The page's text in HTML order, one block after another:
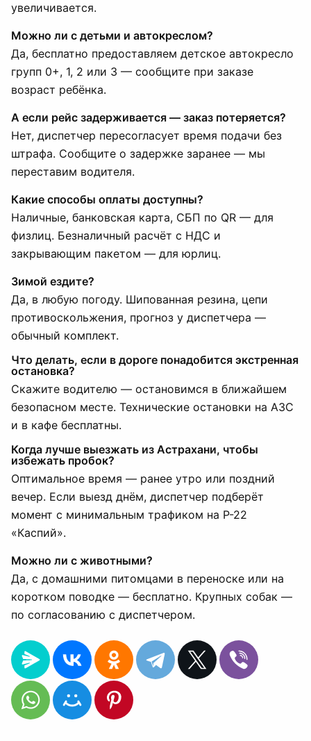
увеличивается.
Можно ли с детьми и автокреслом?
Да, бесплатно предоставляем детское автокресло
групп 0+, 1, 2 или 3 — сообщите при заказе
возраст ребёнка.
А если рейс задерживается — заказ потеряется?
Нет, диспетчер пересогласует время подачи без
штрафа. Сообщите о задержке заранее — мы
переставим водителя.
Какие способы оплаты доступны?
Наличные, банковская карта, СБП по QR — для
физлиц. Безналичный расчёт с НДС и
закрывающим пакетом — для юрлиц.
Зимой ездите?
Да, в любую погоду. Шипованная резина, цепи
противоскольжения, прогноз у диспетчера —
обычный комплект.
Что делать, если в дороге понадобится экстренная
остановка?
Скажите водителю — остановимся в ближайшем
безопасном месте. Технические остановки на АЗС
и в кафе бесплатны.
Когда лучше выезжать из Астрахани, чтобы
избежать пробок?
Оптимальное время — ранее утро или поздний
вечер. Если выезд днём, диспетчер подберёт
момент с минимальным трафиком на Р-22
«Каспий».
Можно ли с животными?
Да, с домашними питомцами в переноске или на
коротком поводке — бесплатно. Крупных собак —
по согласованию с диспетчером.